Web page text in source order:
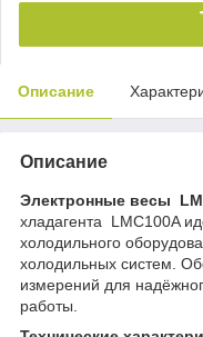
Описание
Описание
Электронные весы
хладагента LMC100A
холодильного
холодильных систем.
измерений для
работы.